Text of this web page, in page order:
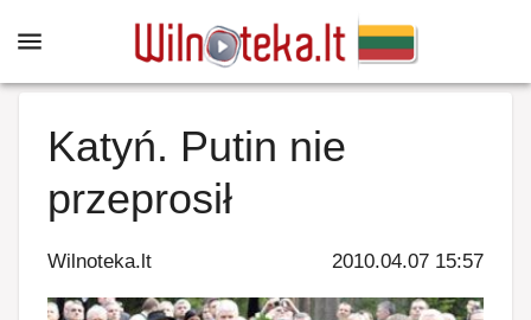
Katyń. Putin nie
przeprosił
Wilnoteka.lt 2010.04.07 15:57